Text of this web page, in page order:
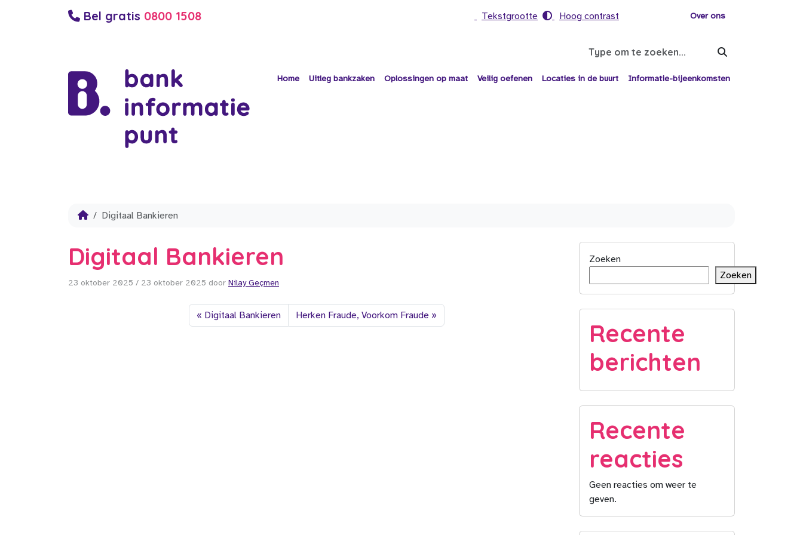
Bel gratis 0800 1508 Tekstgrootte Hoog contrast Over ons
Search
Home Uitleg bankzaken Oplossingen op maat Veilig oefenen Locaties in de buurt Informatie-bijeenkomsten
Digitaal Bankieren
Digitaal Bankieren
23 oktober 2025 / 23 oktober 2025 door Nilay Geçmen
Digitaal Bankieren Herken Fraude, Voorkom Fraude
Zoeken
Zoeken
Recente
berichten
Recente
reacties
Geen reacties om weer te
geven.